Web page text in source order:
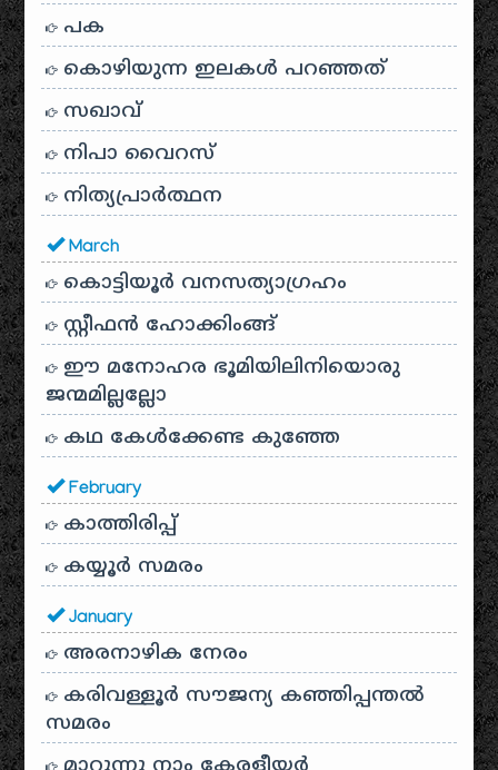
പക
കൊഴിയുന്ന ഇലകൾ പറഞ്ഞത്
സഖാവ്
നിപാ വൈറസ്
നിത്യപ്രാർത്ഥന
March
കൊട്ടിയൂർ വനസത്യാഗ്രഹം
സ്റ്റീഫൻ ഹോക്കിംങ്ങ്
ഈ മനോഹര ഭൂമിയിലിനിയൊരു
ജന്മമില്ലല്ലോ
കഥ കേൾക്കേണ്ട കുഞ്ഞേ
February
കാത്തിരിപ്പ്
കയ്യൂർ സമരം
January
അരനാഴിക നേരം
കരിവള്ളൂർ സൗജന്യ കഞ്ഞിപ്പന്തൽ
സമരം